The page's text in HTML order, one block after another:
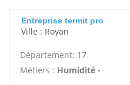
Entreprise termit pro
Ville : Royan
Département: 17
Métiers : Humidité -